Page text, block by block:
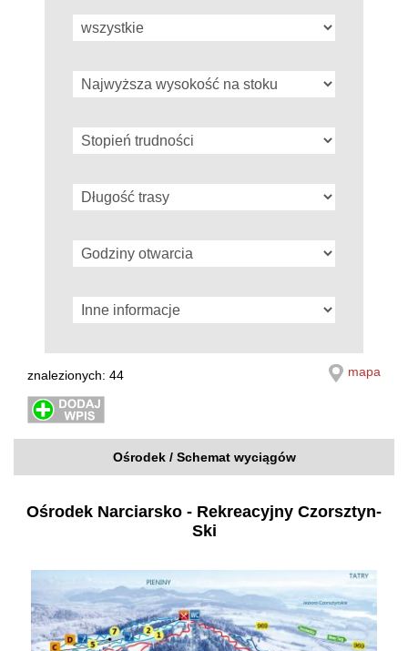
znalezionych: 44 mapa
Ośrodek / Schemat wyciągów
Ośrodek Narciarsko - Rekreacyjny Czorsztyn-
Ski